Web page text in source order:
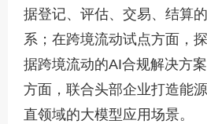
据登记、评估、交易、结算
系；在跨境流动试点方面，
据跨境流动的AI合规解决方
方面，联合头部企业打造能
直领域的大模型应用场景。